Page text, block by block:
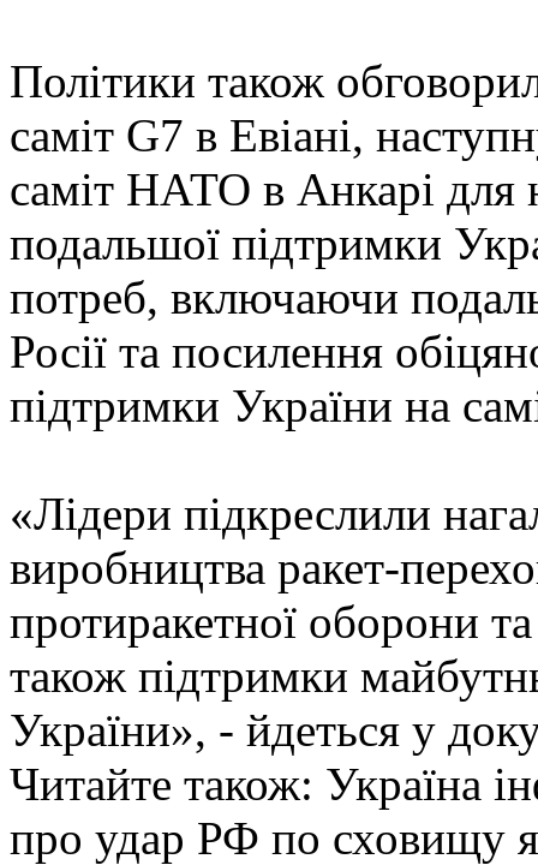
Політики також
саміт G7 в Евіані,
саміт НАТО в Анкарі для
подальшої підтримки
потреб, включаючи
Росії та посилення
підтримки України на
«Лідери підкреслили
виробництва ракет-
протиракетної оборони
також підтримки
України», - йдеться у
Читайте також: Україна
про удар РФ по сховищу